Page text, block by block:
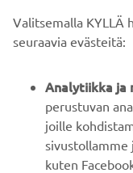
B2B
YAMAHA
ASIAKASTUKI
Valitsemalla KYLLÄ
seuraavia evästeitä:
Analytiikka ja
perustuvan
joille
sivustollamme
kuten